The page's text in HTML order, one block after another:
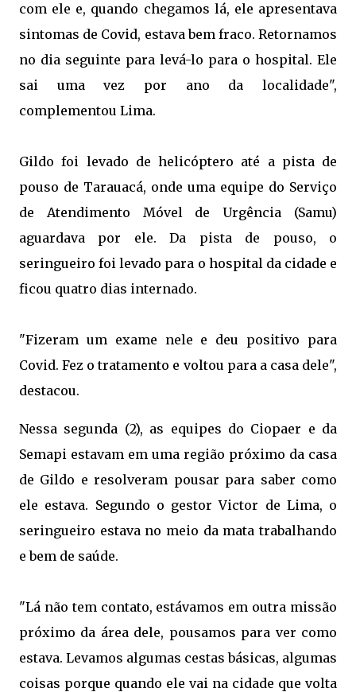
com ele e, quando chegamos lá, ele apresentava
sintomas de Covid, estava bem fraco. Retornamos
no dia seguinte para levá-lo para o hospital. Ele
sai uma vez por ano da localidade",
complementou Lima.
Gildo foi levado de helicóptero até a pista de
pouso de Tarauacá, onde uma equipe do Serviço
de Atendimento Móvel de Urgência (Samu)
aguardava por ele. Da pista de pouso, o
seringueiro foi levado para o hospital da cidade e
ficou quatro dias internado.
"Fizeram um exame nele e deu positivo para
Covid. Fez o tratamento e voltou para a casa dele",
destacou.
Nessa segunda (2), as equipes do Ciopaer e da
Semapi estavam em uma região próximo da casa
de Gildo e resolveram pousar para saber como
ele estava. Segundo o gestor Victor de Lima, o
seringueiro estava no meio da mata trabalhando
e bem de saúde.
"Lá não tem contato, estávamos em outra missão
próximo da área dele, pousamos para ver como
estava. Levamos algumas cestas básicas, algumas
coisas porque quando ele vai na cidade que volta